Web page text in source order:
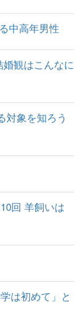
中高年男性
観はこんなに
対象を知ろう
回 羊飼いは
は初めて」と